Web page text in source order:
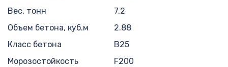
Вес, тонн
7.2
Объем бетона, куб.м
2.88
Класс бетона
В25
Морозостойкость
F200